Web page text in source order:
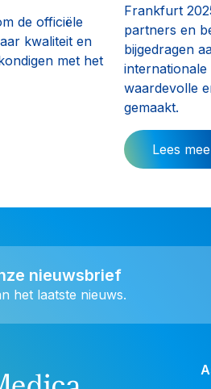
de officiële
kwaliteit en
met het
Frankfurt
partners en
bijgedragen
waardevolle
gemaakt.
Lees
nieuwsbrief
het laatste nieuws.